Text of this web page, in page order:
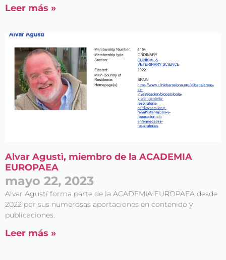
Leer más »
Alvar Agustì, miembro de la ACADEMIA
EUROPAEA
mayo 22, 2023
Alvar Agustí forma parte de la ACADEMIA EUROPAEA desde
2022 por sus numerosas aportaciones en contenido y
publicaciones.
Leer más »